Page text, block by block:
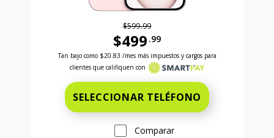
$599.99
$499 .99
Antes el precio era 599 dollars and 99 cents
Tan bajo como $20.83 /mes más impuestos y cargos para
clientes que califiquen con
SELECCIONAR TELÉFONO
Comparar